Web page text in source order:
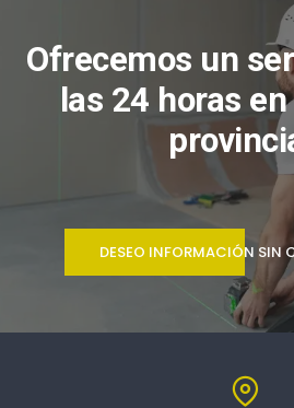
Ofrecemos un
las 24 horas
DESEO INFORMACIÓN SIN